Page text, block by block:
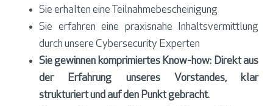
Sie erhalten eine Teilnahmebescheinigung
Sie erfahren eine praxisnahe Inhaltsvermittlung
durch unsere Cybersecurity Experten
Sie gewinnen komprimiertes Know-how: Direkt aus
der Erfahrung unseres Vorstandes, klar
strukturiert und auf den Punkt gebracht.